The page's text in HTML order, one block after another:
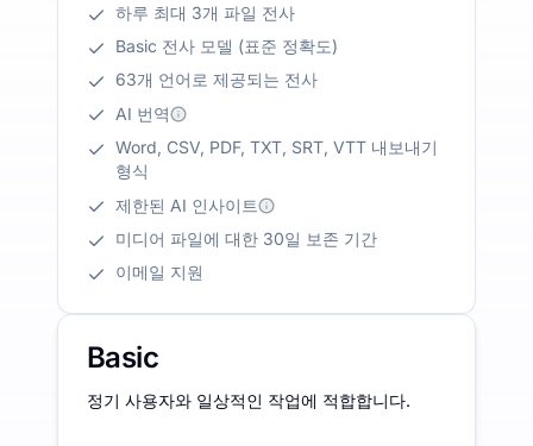
하루 최대 3개 파일 전사
Basic 전사 모델 (표준 정확도)
63개 언어로 제공되는 전사
AI 번역
Word, CSV, PDF, TXT, SRT, VTT 내보내기
형식
제한된 AI 인사이트
미디어 파일에 대한 30일 보존 기간
이메일 지원
Basic
정기 사용자와 일상적인 작업에 적합합니다.